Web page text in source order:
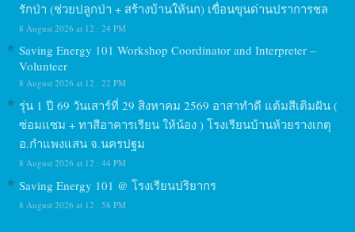
รักป่า (ช่วยปลูกป่า + สร้างบ้านให้นก) เขื่อนขุนด่านปราการชล
8 August 2026 at 12 : 24 PM
Saving Energy 101 Workshop Coordinator and Interpreter –
Volunteer
8 August 2026 at 12 : 22 PM
รุ่น 1 ปี 69 วันเสาร์ที่ 29 สิงหาคม 2569 อาสาทำดี แต้มสีเติมฝัน (
ซ่อมแซม + ทาสีอาคารเรียน ให้น้อง ) โรงเรียนบ้านห้วยรางเกตุ
อ.กำแพงแสน จ.นครปฐม
8 August 2026 at 12 : 44 PM
Saving Energy 101 @ โรงเรียนปริยากร
8 August 2026 at 12 : 58 PM